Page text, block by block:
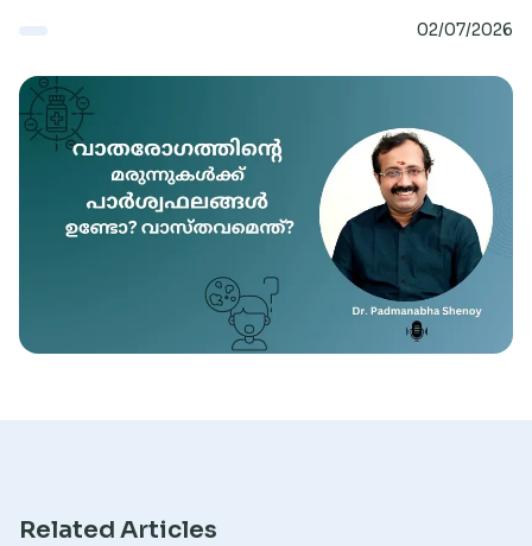
About
Research
02/07/2026
Related Articles